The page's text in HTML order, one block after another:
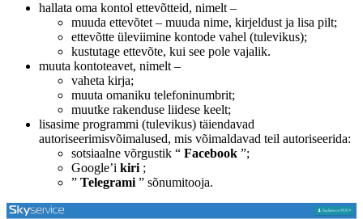
hallata oma kontol ettevõtteid, nimelt –
muuda ettevõtet – muuda nime, kirjeldust ja lisa pilt;
ettevõtte üleviimine kontode vahel (tulevikus);
kustutage ettevõte, kui see pole vajalik.
muuta kontoteavet, nimelt –
vaheta kirja;
muuta omaniku telefoninumbrit;
muutke rakenduse liidese keelt;
lisasime programmi (tulevikus) täiendavad
autoriseerimisvõimalused, mis võimaldavad teil autoriseerida:
sotsiaalne võrgustik “ Facebook ”;
Google’i kiri ;
” Telegrami ” sõnumitooja.